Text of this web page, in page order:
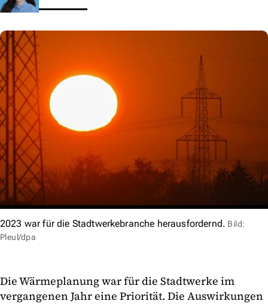
2023 war für die Stadtwerkebranche herausfordernd. Bild:
Pleul/dpa
Die Wärmeplanung war für die Stadtwerke im
vergangenen Jahr eine Priorität. Die Auswirkungen